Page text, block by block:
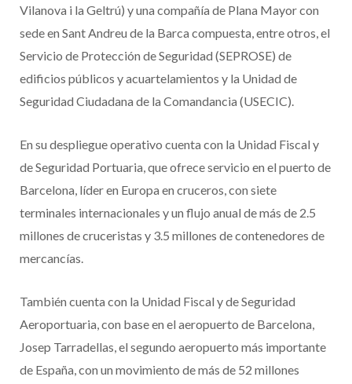
Vilanova i la Geltrú) y una compañía de Plana Mayor con
sede en Sant Andreu de la Barca compuesta, entre otros, el
Servicio de Protección de Seguridad (SEPROSE) de
edificios públicos y acuartelamientos y la Unidad de
Seguridad Ciudadana de la Comandancia (USECIC).
En su despliegue operativo cuenta con la Unidad Fiscal y
de Seguridad Portuaria, que ofrece servicio en el puerto de
Barcelona, líder en Europa en cruceros, con siete
terminales internacionales y un flujo anual de más de 2.5
millones de cruceristas y 3.5 millones de contenedores de
mercancías.
También cuenta con la Unidad Fiscal y de Seguridad
Aeroportuaria, con base en el aeropuerto de Barcelona,
Josep Tarradellas, el segundo aeropuerto más importante
de España, con un movimiento de más de 52 millones